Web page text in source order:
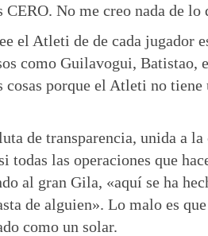
No me creo nada de lo
el Atleti de de cada jugador
como Guilavogui,
porque el Atleti no tiene
de transparencia, unida a
todas las operaciones que
al gran Gila, «aquí se ha
de alguien». Lo malo es
como un solar.